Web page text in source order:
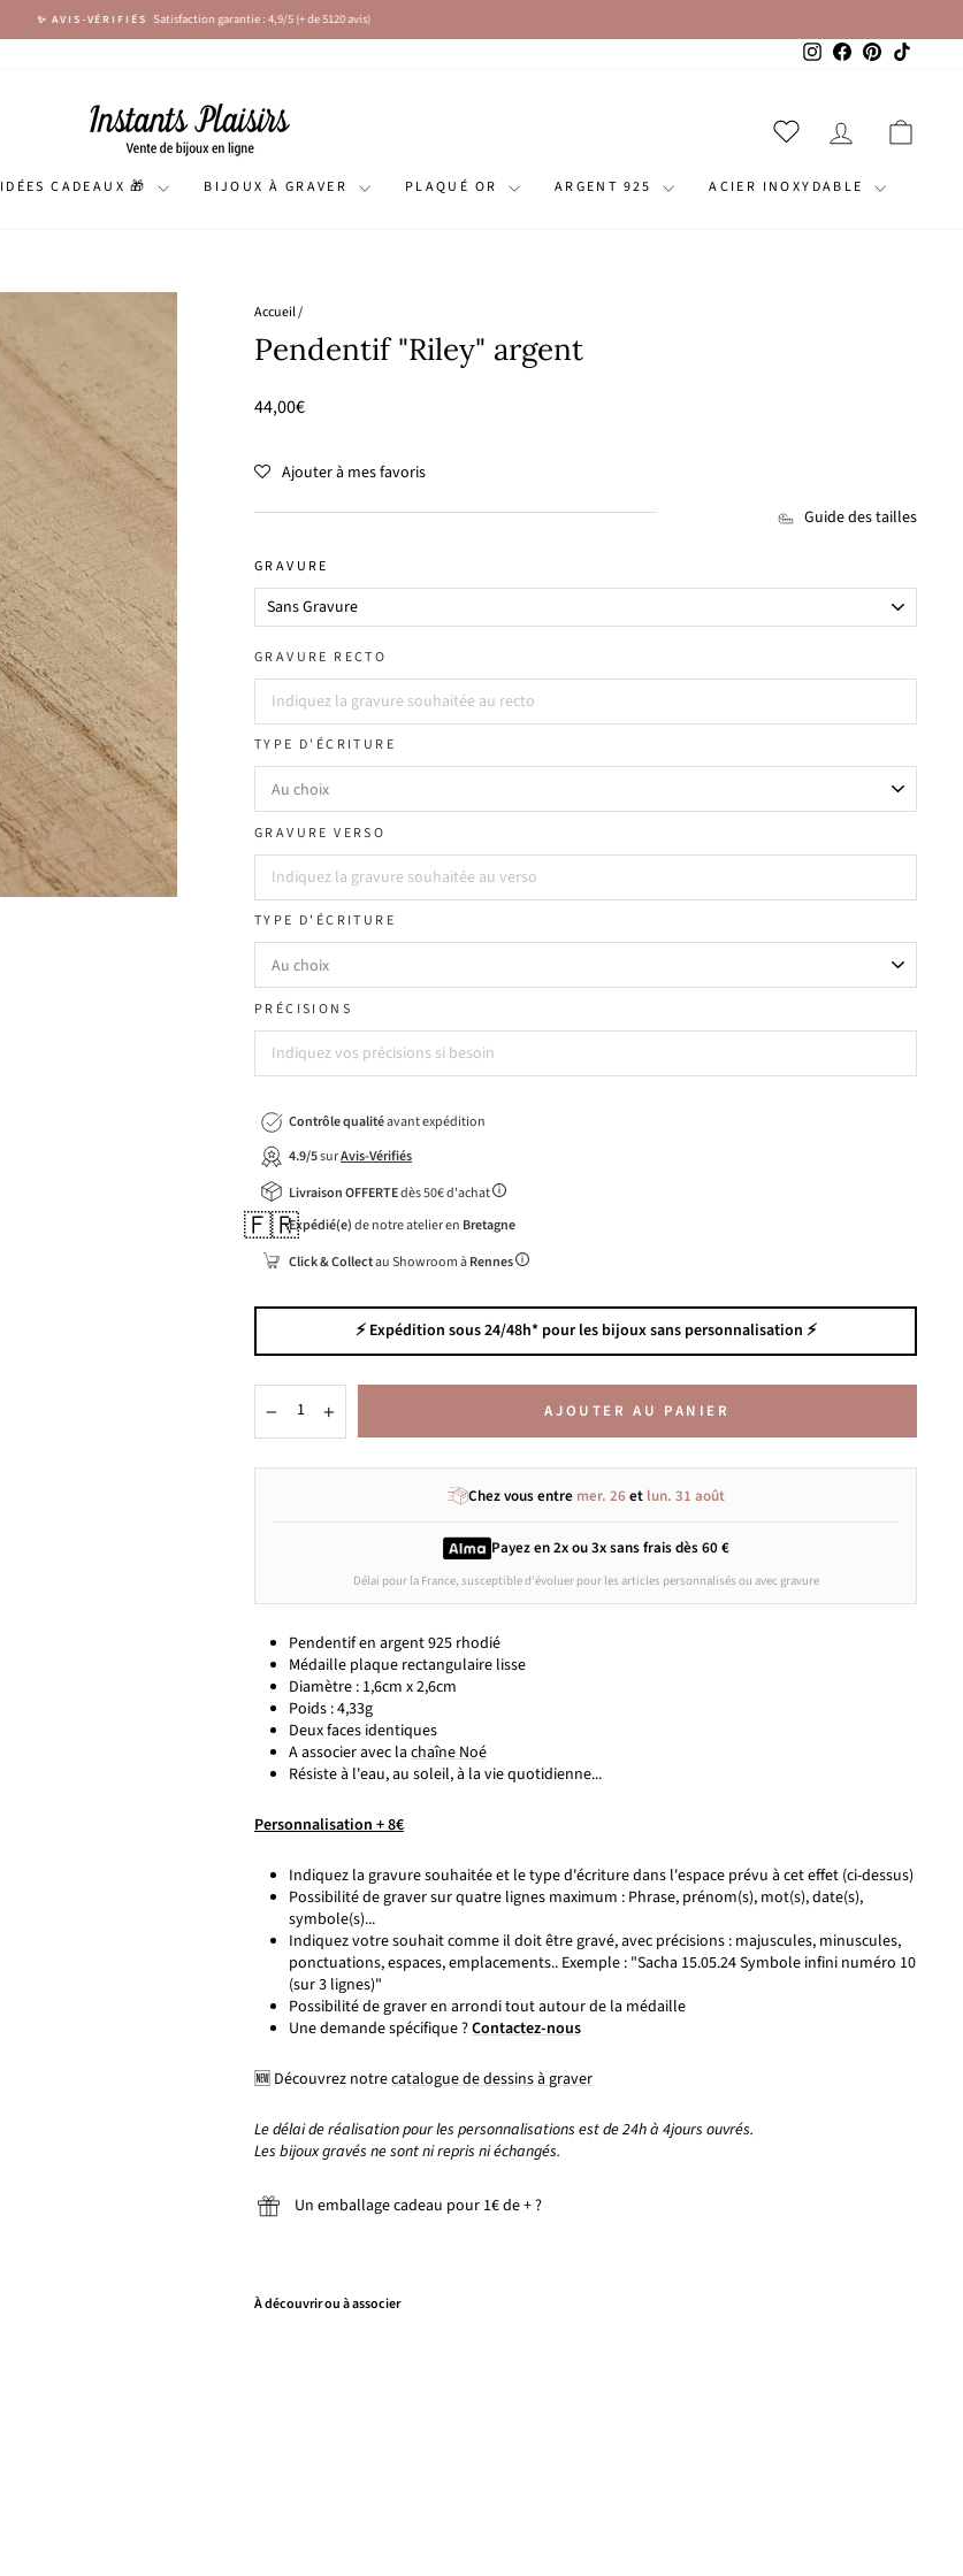
Diaporama
✨ AVIS-VÉRIFIÉS Satisfaction garantie : 4,9/5 (+ de 5120 avis)
InstagramFacebook
Pinterest
SE
IDÉES CADEAUX 🎁 BIJOUX À GRAVER PLAQUÉ OR ARGENT 925 ACIER INOXYDABLE
Accueil/
Pendentif "Riley" argent
Prix
44,00€
Ajouter à mes favoris
Guide des tailles
GRAVURE
GRAVURE RECTO
TYPE D'ÉCRITURE
GRAVURE VERSO
TYPE D'ÉCRITURE
PRÉCISIONS
Contrôle qualitéavant expédition
4.9/5surAvis-Vérifiés
Livraison OFFERTEdès 50€ d'achat
🇫🇷Expédié(e)de notre atelier en Bretagne
Click & Collectau Showroom àRennes
⚡️ Expédition sous 24/48h* pour les bijoux sans personnalisation ⚡️
+
AJOUTER AU PANIER
Chez vous entre mer. 26et lun. 31 août
Payez en 2x ou 3xsans fraisdès 60 €
Délai pour la France, susceptible d'évoluer pour les articles personnalisés ou avec gravure
Pendentif en argent 925 rhodié
Médaille plaque rectangulaire lisse
Diamètre : 1,6cm x 2,6cm
Poids :4,33g
Deux faces identiques
A associer avec la chaîne Noé
Résiste à l'eau, au soleil, à la vie quotidienne...
Personnalisation + 8€
Indiquez la gravure souhaitée et le type d'écriture dans l'espace prévu à cet effet (ci-dessus)
Possibilité de graver sur quatre lignes maximum : Phrase, prénom(s), mot(s), date(s),
symbole(s)...
Indiquez votre souhait comme il doit être gravé, avec précisions : majuscules, minuscules,
ponctuations, espaces, emplacements.. Exemple : "Sacha 15.05.24 Symbole infini numéro 10
(sur 3 lignes)"
Possibilité de graver en arrondi tout autour de la médaille
Une demande spécifique ?Contactez-nous
🆕 Découvrez notrecatalogue de dessins à graver
Le délai de réalisation pour les personnalisations est de 24h à 4jours ouvrés.
Les bijoux gravés ne sont ni repris ni échangés.
Un emballage cadeau pour 1€ de + ?
À découvrir ou à associer